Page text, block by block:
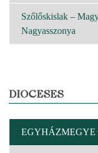
Szőlőskislak –
Nagyasszonya
DIOCESES
EGYHÁZMEGYE